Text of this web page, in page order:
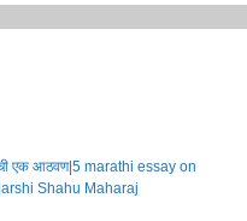
एक आठवण|5 marathi essay on
Shahu Maharaj